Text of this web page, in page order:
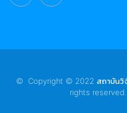
© Copyright © 2022 สถาบันวิ
rights